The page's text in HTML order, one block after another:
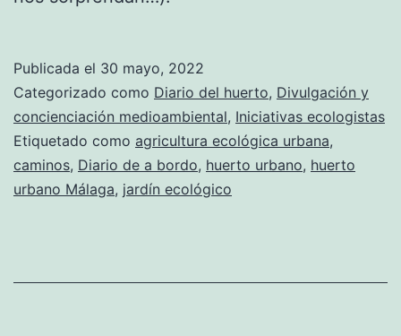
Publicada el 30 mayo, 2022
Categorizado como Diario del huerto, Divulgación y
concienciación medioambiental, Iniciativas ecologistas
Etiquetado como agricultura ecológica urbana,
caminos, Diario de a bordo, huerto urbano, huerto
urbano Málaga, jardín ecológico